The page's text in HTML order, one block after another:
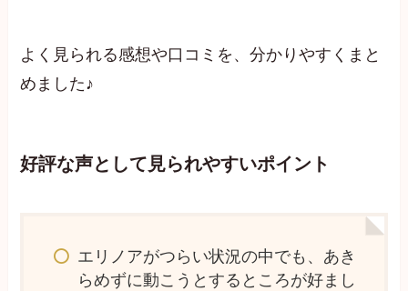
よく見られる感想や口コミを、分かりやすくまと
めました♪
好評な声として見られやすいポイント
エリノアがつらい状況の中でも、あき
らめずに動こうとするところが好まし